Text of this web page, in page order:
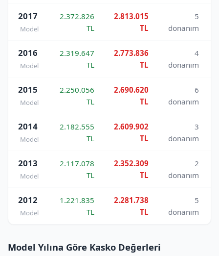
2017
Model
2.372.826
TL
2.813.015
TL
5
donanım
2016
Model
2.319.647
TL
2.773.836
TL
4
donanım
2015
Model
2.250.056
TL
2.690.620
TL
6
donanım
2014
Model
2.182.555
TL
2.609.902
TL
3
donanım
2013
Model
2.117.078
TL
2.352.309
TL
2
donanım
2012
Model
1.221.835
TL
2.281.738
TL
5
donanım
Model Yılına Göre Kasko Değerleri